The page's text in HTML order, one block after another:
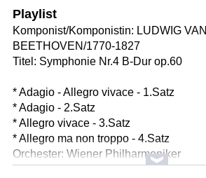
Playlist
Komponist/Komponistin: LUDWIG VAN
BEETHOVEN/1770-1827
Titel: Symphonie Nr.4 B-Dur op.60
* Adagio - Allegro vivace - 1.Satz
* Adagio - 2.Satz
* Allegro vivace - 3.Satz
* Allegro ma non troppo - 4.Satz
Orchester: Wiener Philharmoniker
Leitung: Andris Nelsons